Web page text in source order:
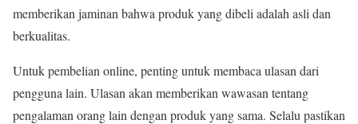
memberikan jaminan bahwa produk yang dibeli adalah asli dan
berkualitas.
Untuk pembelian online, penting untuk membaca ulasan dari
pengguna lain. Ulasan akan memberikan wawasan tentang
pengalaman orang lain dengan produk yang sama. Selalu pastikan